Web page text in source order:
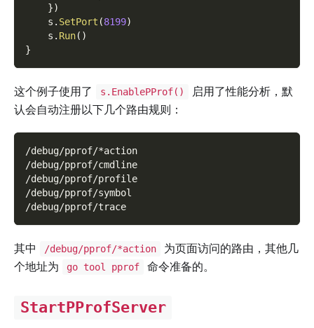
})
    s
. SetPort (8199)
    s
. Run( )
}
这个例子使用了 s.EnablePProf()
启用了性能分析，默
认会自动注册以下几个路由规则：
/debug/pprof/*action
/debug/pprof/cmdline
/debug/pprof/profile
/debug/pprof/symbol
/debug/pprof/trace
其中 /debug/pprof/*action
为页面访问的路由，其他几
个地址为
go tool pprof 命令准备的。
StartPProfServer